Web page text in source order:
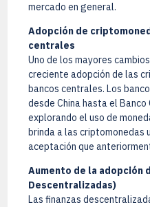
mercado en general.
Adopción de
centrales
Uno de los mayores
creciente adopción de las
bancos centrales. Los
desde China hasta el
explorando el uso de
brinda a las criptomonedas
aceptación que
Aumento de la adopción
Descentralizadas)
Las finanzas